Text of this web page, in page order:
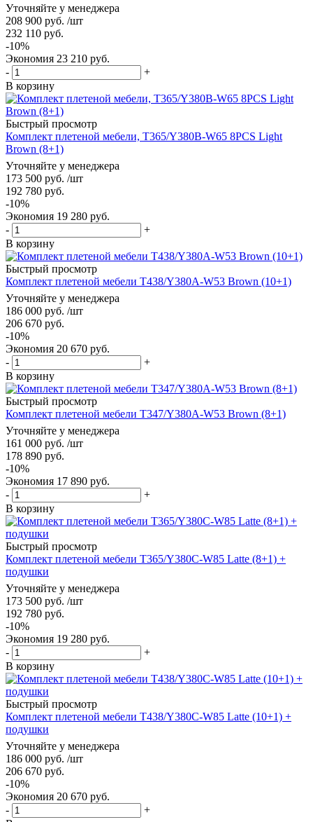
Уточняйте у менеджера
208 900 руб. /шт
232 110 руб.
-10%
Экономия 23 210 руб.
-
+
В корзину
Быстрый просмотр
Комплект плетеной мебели, T365/Y380B-W65 8PCS Light
Brown (8+1)
Уточняйте у менеджера
173 500 руб. /шт
192 780 руб.
-10%
Экономия 19 280 руб.
-
+
В корзину
Быстрый просмотр
Комплект плетеной мебели T438/Y380A-W53 Brown (10+1)
Уточняйте у менеджера
186 000 руб. /шт
206 670 руб.
-10%
Экономия 20 670 руб.
-
+
В корзину
Быстрый просмотр
Комплект плетеной мебели T347/Y380A-W53 Brown (8+1)
Уточняйте у менеджера
161 000 руб. /шт
178 890 руб.
-10%
Экономия 17 890 руб.
-
+
В корзину
Быстрый просмотр
Комплект плетеной мебели T365/Y380C-W85 Latte (8+1) +
подушки
Уточняйте у менеджера
173 500 руб. /шт
192 780 руб.
-10%
Экономия 19 280 руб.
-
+
В корзину
Быстрый просмотр
Комплект плетеной мебели T438/Y380C-W85 Latte (10+1) +
подушки
Уточняйте у менеджера
186 000 руб. /шт
206 670 руб.
-10%
Экономия 20 670 руб.
-
+